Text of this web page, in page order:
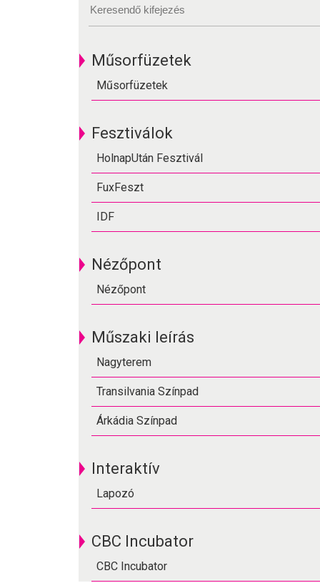
Műsorfüzetek
Műsorfüzetek
Fesztiválok
HolnapUtán Fesztivál
FuxFeszt
IDF
Nézőpont
Nézőpont
Műszaki leírás
Nagyterem
Transilvania Színpad
Árkádia Színpad
Interaktív
Lapozó
CBC Incubator
CBC Incubator